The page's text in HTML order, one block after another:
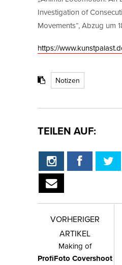
Investigation of
Movements“, Abzug um
https://
Notizen
TEILEN AUF:
VORHERIGER
ARTIKEL
Making of
ProfiFoto Covershoot